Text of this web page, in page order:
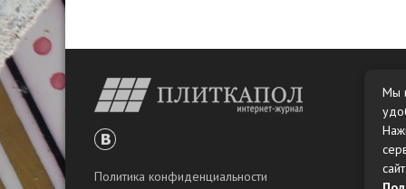
Политика конфиденциальности
Мы
сайт.